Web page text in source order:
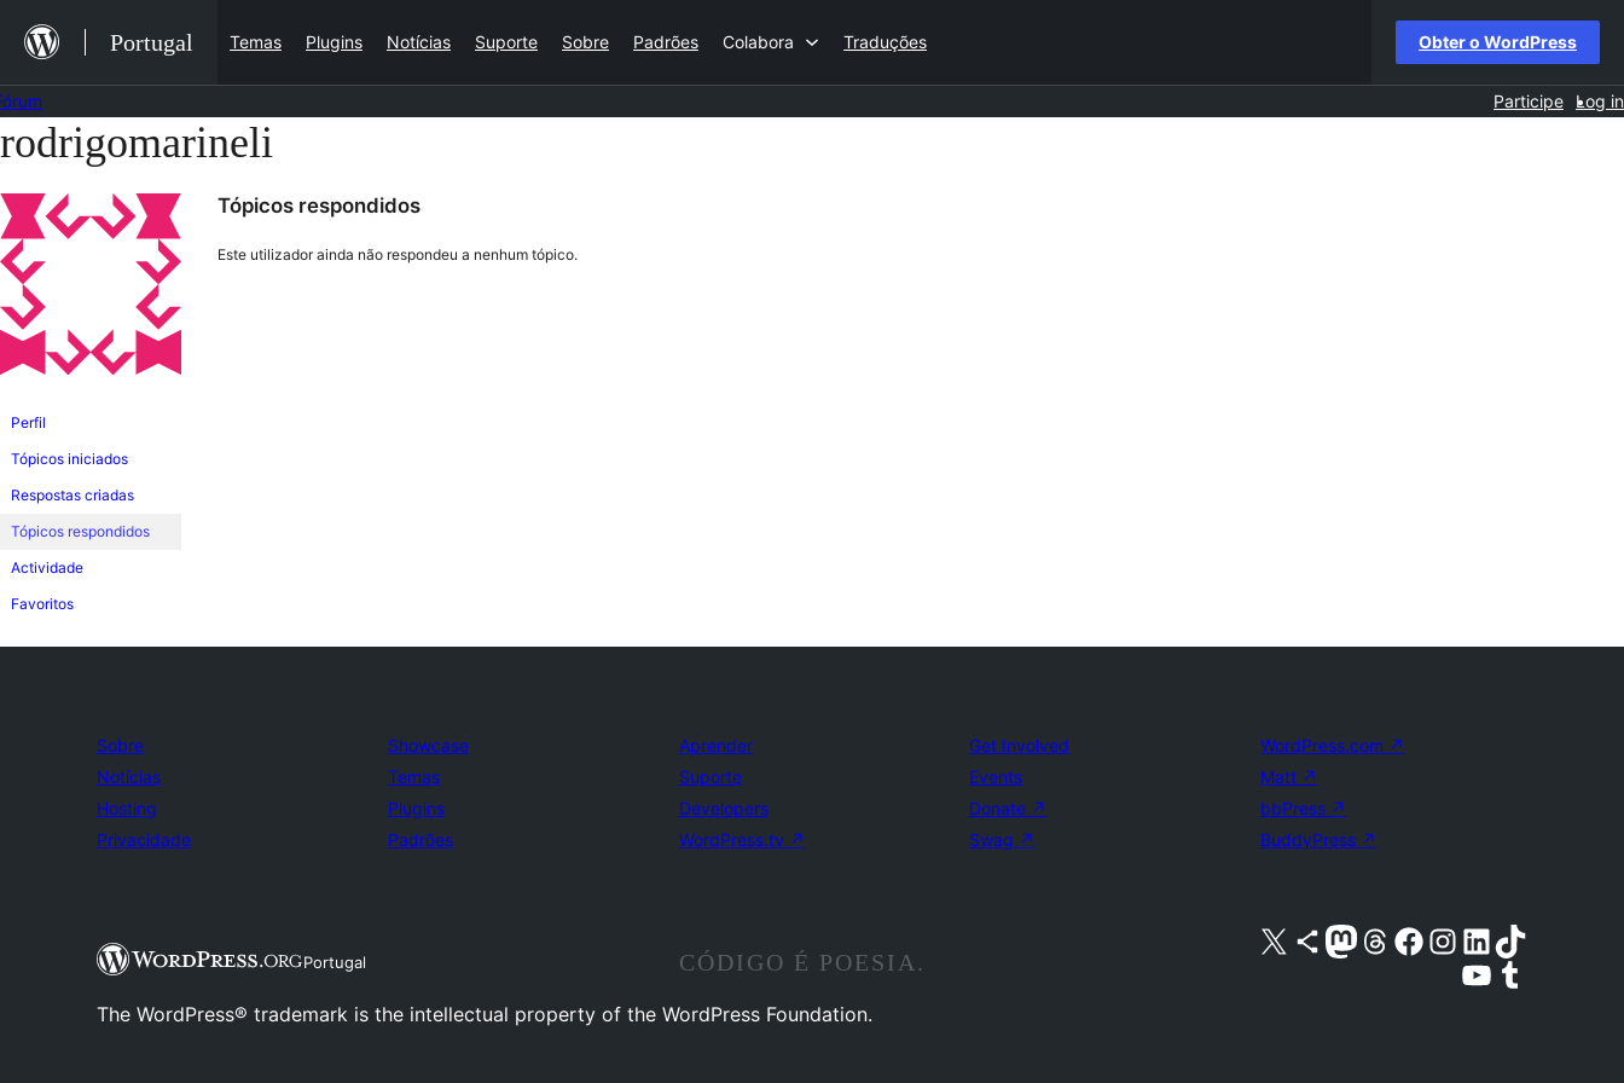
para
o
conteúdo
Portugal Temas Plugins Notícias Suporte Sobre Padrões Colabora Traduções Obter o WordPress
Participe Log in
Saltar
o
conteúdo
rodrigomarineli
Perfil
Tópicos iniciados
Respostas criadas
Tópicos respondidos
Actividade
Favoritos
Tópicos respondidos
Este utilizador ainda não respondeu a nenhum tópico.
Sobre
Notícias
Hosting
Privacidade
Showcase
Temas
Plugins
Padrões
Aprender
Suporte
Developers
WordPress.tv ↗
Get Involved
Events
Donate ↗
Swag ↗
WordPress.com ↗
Matt ↗
bbPress ↗
BuddyPress ↗
Portugal
Visite a nossa conta X (antigo Twitter)
Visit our Bluesky account
Visit our Mastodon account
Visit our Threads account
Visite a nossa página do Facebook
Visite a nossa conta no Instagram
Visite a nossa conta no LinkedIn
Visit our TikTok account
Visit our YouTube channel
Visit our Tumblr account
CÓDIGO É POESIA.
The WordPress® trademark is the intellectual property of the WordPress Foundation.